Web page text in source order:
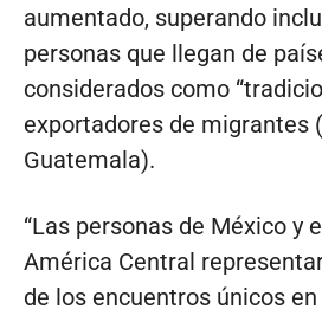
aumentado, superando
personas que llegan de
considerados como
exportadores de migrantes
Guatemala).
“Las personas de México y
América Central
de los encuentros únicos